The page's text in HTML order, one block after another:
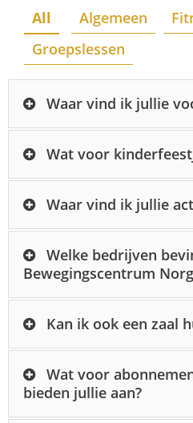
All Algemeen
Groepslessen
Waar vind ik jullie
Wat voor
Waar vind ik jullie
Welke bedrijven
Bewegingscentrum
Kan ik ook een zaal
Wat voor
bieden jullie aan?